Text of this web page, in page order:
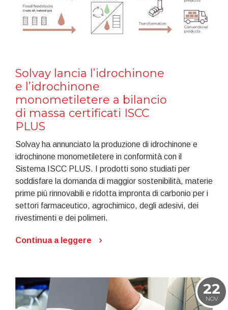
Solvay lancia l’idrochinone
e l’idrochinone
monometiletere a bilancio
di massa certificati ISCC
PLUS
Solvay ha annunciato la produzione di idrochinone e
idrochinone monometiletere in conformità con il
Sistema ISCC PLUS. I prodotti sono studiati per
soddisfare la domanda di maggior sostenibilità, materie
prime più rinnovabili e ridotta impronta di carbonio per i
settori farmaceutico, agrochimico, degli adesivi, dei
rivestimenti e dei polimeri.
Continua a leggere
22
NOV